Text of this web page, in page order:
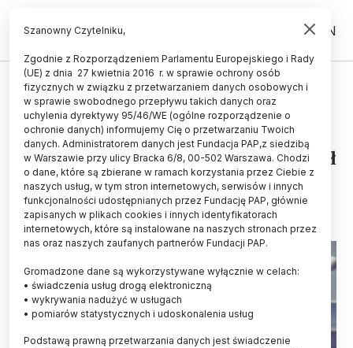
PL EN
UCZELNIE I INSTYTUCJE
Wiceszef MON: na reaktywację
Wojskowej Akademii Medycznej w
Łodzi przewidujemy ok. 400 mln zł
24.03.2026
aktualizacja: 24.03.2026
2 minuty czytania
Szanowny Czytelniku,
Zgodnie z Rozporządzeniem Parlamentu Europejskiego i Rady
(UE) z dnia 27 kwietnia 2016 r. w sprawie ochrony osób
fizycznych w związku z przetwarzaniem danych osobowych i
w sprawie swobodnego przepływu takich danych oraz
uchylenia dyrektywy 95/46/WE (ogólne rozporządzenie o
ochronie danych) informujemy Cię o przetwarzaniu Twoich
danych. Administratorem danych jest Fundacja PAP,z siedzibą
w Warszawie przy ulicy Bracka 6/8, 00-502 Warszawa. Chodzi
o dane, które są zbierane w ramach korzystania przez Ciebie z
naszych usług, w tym stron internetowych, serwisów i innych
funkcjonalności udostępnianych przez Fundację PAP, głównie
zapisanych w plikach cookies i innych identyfikatorach
internetowych, które są instalowane na naszych stronach przez
nas oraz naszych zaufanych partnerów Fundacji PAP.
Gromadzone dane są wykorzystywane wyłącznie w celach:
• świadczenia usług drogą elektroniczną
• wykrywania nadużyć w usługach
• pomiarów statystycznych i udoskonalenia usług
Podstawą prawną przetwarzania danych jest świadczenie